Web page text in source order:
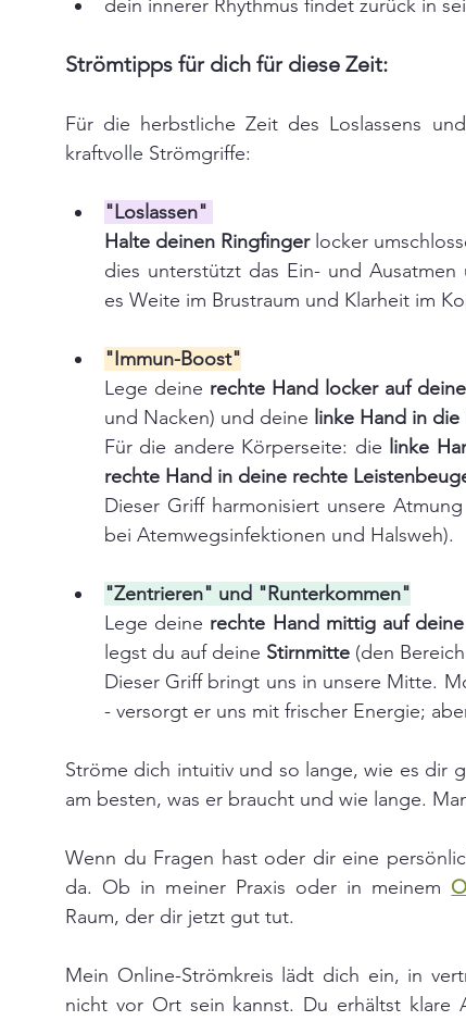
dein innerer Rhythmus findet zurück in
Strömtipps für dich für diese Zeit:
Für die herbstliche Zeit des Loslassens
kraftvolle Strömgriffe:
"Loslassen"
Halte deinen Ringfinger locker
dies unterstützt das Ein- und
es Weite im Brustraum und Klarheit im
"Immun-Boost"
Lege deine rechte Hand locker auf
und Nacken) und deine linke Hand in
Für die andere Körperseite: die linke
rechte Hand in deine rechte
Dieser Griff harmonisiert unsere
bei Atemwegsinfektionen und Halsweh).
"Zentrieren" und "Runterkommen"
Lege deine rechte Hand mittig auf
legst du auf deine Stirnmitte (den
Dieser Griff bringt uns in unsere Mitte.
- versorgt er uns mit frischer Energie;
Ströme dich intuitiv und so lange, wie es dir
am besten, was er braucht und wie lange.
Wenn du Fragen hast oder dir eine
da. Ob in meiner Praxis oder in meinem
Raum, der dir jetzt gut tut.
Mein Online-Strömkreis lädt dich ein, in
nicht vor Ort sein kannst. Du erhältst klare